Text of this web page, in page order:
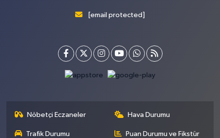
[email protected]
Nöbetçi Eczaneler Hava Durumu
Trafik Durumu Puan Durumu ve Fikstür